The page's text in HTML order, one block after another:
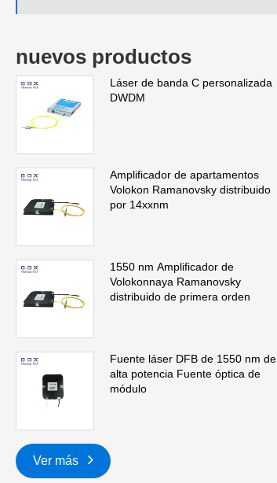
nuevos productos
Láser de banda C personalizada
DWDM
Amplificador de apartamentos
Volokon Ramanovsky distribuido
por 14xxnm
1550 nm Amplificador de
Volokonnaya Ramanovsky
distribuido de primera orden
Fuente láser DFB de 1550 nm de
alta potencia Fuente óptica de
módulo
Ver más